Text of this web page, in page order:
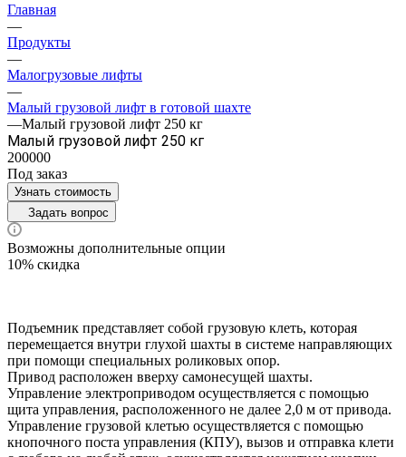
Главная
—
Продукты
—
Малогрузовые лифты
—
Малый грузовой лифт в готовой шахте
—Малый грузовой лифт 250 кг
Малый грузовой лифт 250 кг
200000
Под заказ
Узнать стоимость
Задать вопрос
Возможны дополнительные опции
10% скидка
Подъемник представляет собой грузовую клеть, которая
перемещается внутри глухой шахты в системе направляющих
при помощи специальных роликовых опор.
Привод расположен вверху самонесущей шахты.
Управление электроприводом осуществляется с помощью
щита управления, расположенного не далее 2,0 м от привода.
Управление грузовой клетью осуществляется с помощью
кнопочного поста управления (КПУ), вызов и отправка клети